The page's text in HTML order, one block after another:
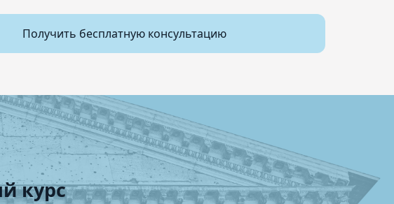
Получить бесплатную консультацию
курс